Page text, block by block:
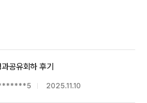
공유회하 후기
2025.11.10